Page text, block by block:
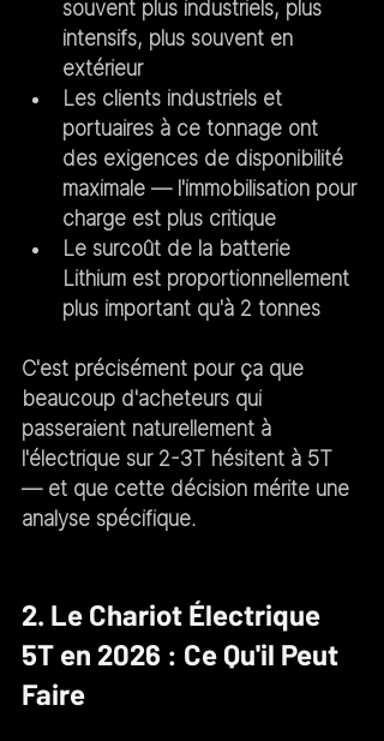
souvent plus industriels, plus
intensifs, plus souvent en
extérieur
Les clients industriels et
portuaires à ce tonnage ont
des exigences de disponibilité
maximale — l'immobilisation pour
charge est plus critique
Le surcoût de la batterie
Lithium est proportionnellement
plus important qu'à 2 tonnes
C'est précisément pour ça que
beaucoup d'acheteurs qui
passeraient naturellement à
l'électrique sur 2-3T hésitent à 5T
— et que cette décision mérite une
analyse spécifique.
2. Le Chariot Électrique
5T en 2026 : Ce Qu'il Peut
Faire